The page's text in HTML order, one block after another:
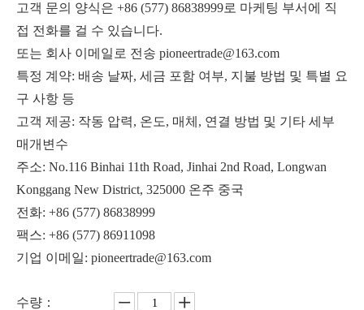
고객 문의 양식은 +86 (577) 86838999로 마케팅 부서에 직
접 전화를 걸 수 있습니다.
또는 회사 이메일로 전송 pioneertrade@163.com
특정 계약: 배송 날짜, 세금 포함 여부, 지불 방법 및 특별 요
구 사항 등
고객 제공: 작동 압력, 온도, 매체, 연결 방법 및 기타 세부
매개변수
주소: No.116 Binhai 11th Road, Jinhai 2nd Road, Longwan
Konggang New District, 325000 온주 중국
전화: +86 (577) 86838999
팩스: +86 (577) 86911098
기업 이메일: pioneertrade@163.com
수량：